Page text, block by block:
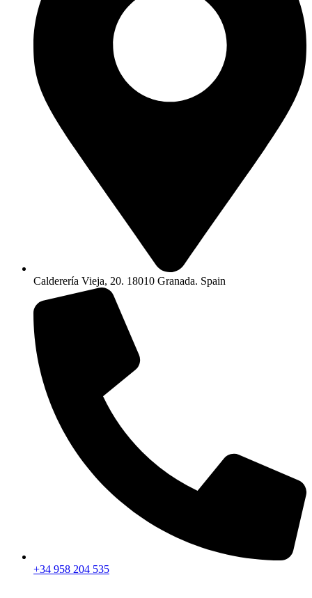
Calderería Vieja, 20. 18010 Granada. Spain
+34 958 204 535